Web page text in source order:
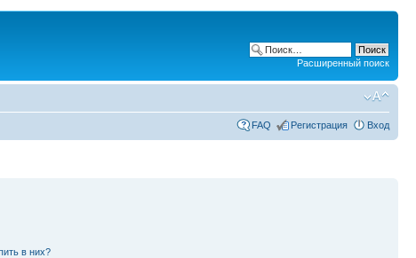
Расширенный поиск
FAQ Регистрация Вход
в них?